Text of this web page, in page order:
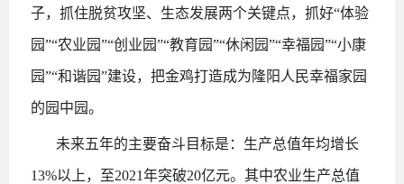
子，抓住脱贫攻坚、生态发展两个关键点，抓好“体验
园”“农业园”“创业园”“教育园”“休闲园”“幸福园”“小康
园”“和谐园”建设，把金鸡打造成为隆阳人民幸福家园
的园中园。
未来五年的主要奋斗目标是：生产总值年均增长
13%以上，至2021年突破20亿元。其中农业生产总值